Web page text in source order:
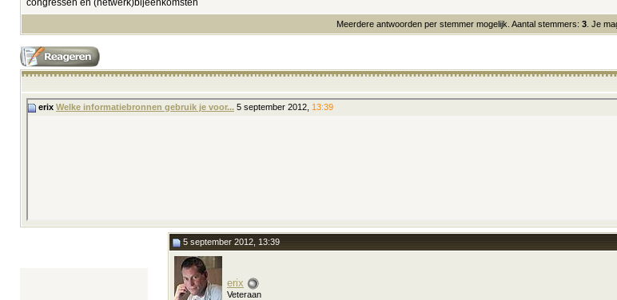
congressen en (netwerk)bijeenkomsten
Meerdere antwoorden per stemmer mogelijk. Aantal stemmers: 3. Je
erix Welke informatiebronnen gebruik je voor... 5 september 2012, 13:39
5 september 2012, 13:39
erix
Veteraan